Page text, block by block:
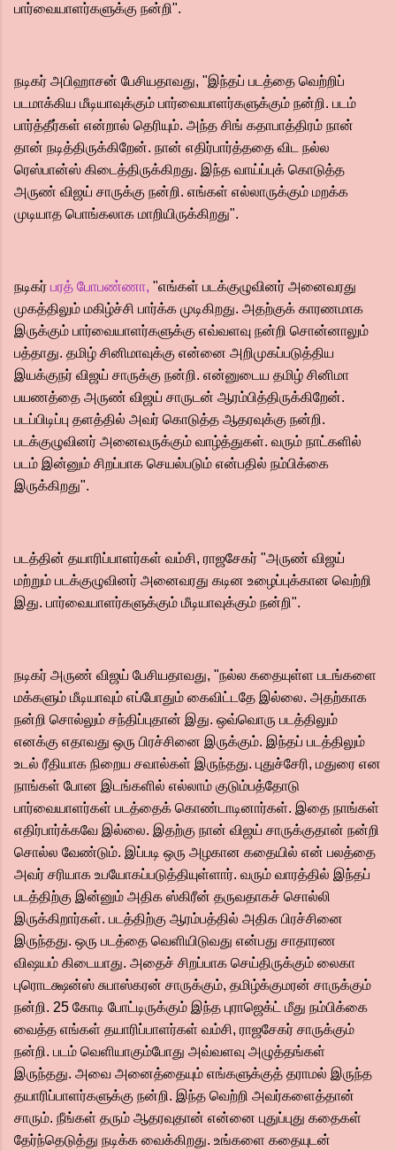
பார்வையாளர்களுக்கு நன்றி".
நடிகர் அபிஹாசன் பேசியதாவது, "இந்தப் படத்தை வெற்றிப்
படமாக்கிய மீடியாவுக்கும் பார்வையாளர்களுக்கும் நன்றி. படம்
பார்த்தீர்கள் என்றால் தெரியும். அந்த சிங் கதாபாத்திரம் நான்
தான் நடித்திருக்கிறேன். நான் எதிர்பார்த்ததை விட நல்ல
ரெஸ்பான்ஸ் கிடைத்திருக்கிறது. இந்த வாய்ப்புக் கொடுத்த
அருண் விஜய் சாருக்கு நன்றி. எங்கள் எல்லாருக்கும் மறக்க
முடியாத பொங்கலாக மாறியிருக்கிறது".
நடிகர் பரத் போபண்ணா, "எங்கள் படக்குழுவினர் அனைவரது
முகத்திலும் மகிழ்ச்சி பார்க்க முடிகிறது. அதற்குக் காரணமாக
இருக்கும் பார்வையாளர்களுக்கு எவ்வளவு நன்றி சொன்னாலும்
பத்தாது. தமிழ் சினிமாவுக்கு என்னை அறிமுகப்படுத்திய
இயக்குநர் விஜய் சாருக்கு நன்றி. என்னுடைய தமிழ் சினிமா
பயணத்தை அருண் விஜய் சாருடன் ஆரம்பித்திருக்கிறேன்.
படப்பிடிப்பு தளத்தில் அவர் கொடுத்த ஆதரவுக்கு நன்றி.
படக்குழுவினர் அனைவருக்கும் வாழ்த்துகள். வரும் நாட்களில்
படம் இன்னும் சிறப்பாக செயல்படும் என்பதில் நம்பிக்கை
இருக்கிறது".
படத்தின் தயாரிப்பாளர்கள் வம்சி, ராஜசேகர் "அருண் விஜய்
மற்றும் படக்குழுவினர் அனைவரது கடின உழைப்புக்கான வெற்றி
இது. பார்வையாளர்களுக்கும் மீடியாவுக்கும் நன்றி".
நடிகர் அருண் விஜய் பேசியதாவது, "நல்ல கதையுள்ள படங்களை
மக்களும் மீடியாவும் எப்போதும் கைவிட்டதே இல்லை. அதற்காக
நன்றி சொல்லும் சந்திப்புதான் இது. ஒவ்வொரு படத்திலும்
எனக்கு எதாவது ஒரு பிரச்சினை இருக்கும். இந்தப் படத்திலும்
உடல் ரீதியாக நிறைய சவால்கள் இருந்தது. புதுச்சேரி, மதுரை என
நாங்கள் போன இடங்களில் எல்லாம் குடும்பத்தோடு
பார்வையாளர்கள் படத்தைக் கொண்டாடினார்கள். இதை நாங்கள்
எதிர்பார்க்கவே இல்லை. இதற்கு நான் விஜய் சாருக்குதான் நன்றி
சொல்ல வேண்டும். இப்படி ஒரு அழகான கதையில் என் பலத்தை
அவர் சரியாக உபயோகப்படுத்தியுள்ளார். வரும் வாரத்தில் இந்தப்
படத்திற்கு இன்னும் அதிக ஸ்கிரீன் தருவதாகச் சொல்லி
இருக்கிறார்கள். படத்திற்கு ஆரம்பத்தில் அதிக பிரச்சினை
இருந்தது. ஒரு படத்தை வெளியிடுவது என்பது சாதாரண
விஷயம் கிடையாது. அதைச் சிறப்பாக செய்திருக்கும் லைகா
புரொடக்ஷன்ஸ் சுபாஸ்கரன் சாருக்கும், தமிழ்க்குமரன் சாருக்கும்
நன்றி. 25 கோடி போட்டிருக்கும் இந்த புராஜெக்ட் மீது நம்பிக்கை
வைத்த எங்கள் தயாரிப்பாளர்கள் வம்சி, ராஜசேகர் சாருக்கும்
நன்றி. படம் வெளியாகும்போது அவ்வளவு அழுத்தங்கள்
இருந்தது. அவை அனைத்தையும் எங்களுக்குத் தராமல் இருந்த
தயாரிப்பாளர்களுக்கு நன்றி. இந்த வெற்றி அவர்களைத்தான்
சாரும். நீங்கள் தரும் ஆதரவுதான் என்னை புதுப்புது கதைகள்
தேர்ந்தெடுத்து நடிக்க வைக்கிறது. உங்களை கதையுடன்